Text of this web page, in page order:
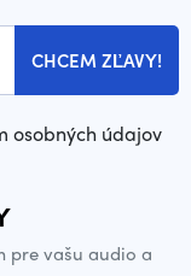
CHCEM ZĽAVY!
osobných údajov
pre vašu audio a